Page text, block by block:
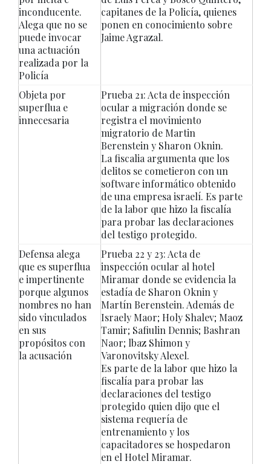
inconducente.
Alega que no se
puede invocar
una actuación
realizada por la
Policía
capitanes de la Policía, quienes
ponen en conocimiento sobre
Jaime Agrazal.
Objeta por
superflua e
innecesaria
Prueba 21: Acta de inspección
ocular a migración donde se
registra el movimiento
migratorio de Martin
Berenstein y Sharon Oknin.
La fiscalia argumenta que los
delitos se cometieron con un
software informático obtenido
de una empresa israelí. Es parte
de la labor que hizo la fiscalía
para probar las declaraciones
del testigo protegido.
Defensa alega
que es superflua
e impertinente
porque algunos
nombres no han
sido vinculados
en sus
propósitos con
la acusación
Prueba 22 y 23: Acta de
inspección ocular al hotel
Miramar donde se evidencia la
estadía de Sharon Oknin y
Martín Berenstein. Además de
Israely Maor; Holy Shalev; Maoz
Tamir; Safiulin Dennis; Bashran
Naor; lbaz Shimon y
Varonovitsky Alexel.
Es parte de la labor que hizo la
fiscalía para probar las
declaraciones del testigo
protegido quien dijo que el
sistema requería de
entrenamiento y los
capacitadores se hospedaron
en el Hotel Miramar.